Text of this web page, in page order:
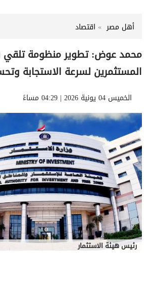
أهل مصر اقتصاد
محمد عوض: تطوير منظومة
المستثمرين لسرعة الاستجابة
الخميس 04 يونية 2026 | 04:29 مساءً
رئيس هيئة الاستثمار